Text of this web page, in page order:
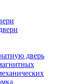
дверь